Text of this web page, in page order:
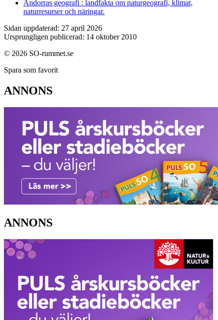
Andorras geografi : landfakta om naturgeografi, klimat,
naturresurser och näringar.
Sidan uppdaterad: 27 april 2026
Ursprungligen publicerad: 14 oktober 2010
© 2026 SO-rummet.se
Spara som favorit
ANNONS
ANNONS